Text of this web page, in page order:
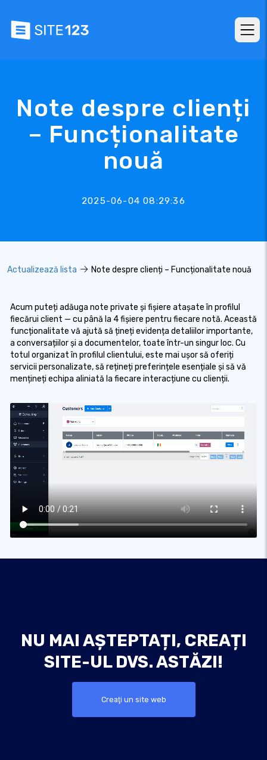
Note despre clienți
– Funcționalitate
nouă
2025-06-04 08:29:36
Actualizează lista Note despre clienți – Funcționalitate nouă
Acum puteți adăuga note private și fișiere atașate în profilul
fiecărui client — cu până la 4 fișiere pentru fiecare notă. Această
funcționalitate vă ajută să țineți evidența detaliilor importante,
a conversațiilor și a documentelor, toate într-un singur loc. Cu
totul organizat în profilul clientului, este mai ușor să oferiți
servicii personalizate, să rețineți preferințele esențiale și să vă
mențineți echipa aliniată la fiecare interacțiune cu clienții.
NU MAI AȘTEPTAȚI, CREAȚI
SITE-UL DVS. ASTĂZI!
Creaţi un site web